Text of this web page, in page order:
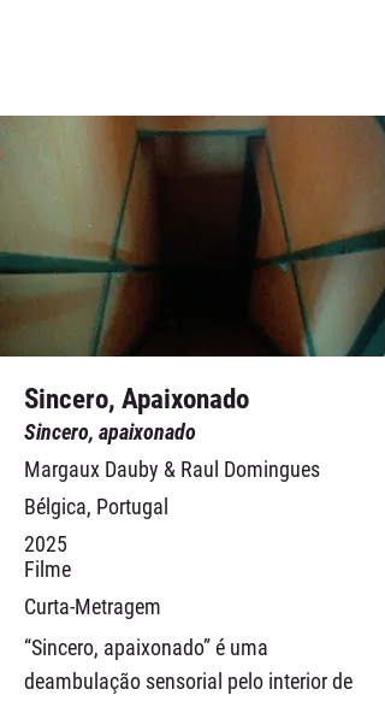
Sincero, Apaixonado
Sincero, apaixonado
Margaux Dauby & Raul Domingues
Bélgica, Portugal
2025
Filme
Curta-Metragem
“Sincero, apaixonado” é uma
deambulação sensorial pelo interior de